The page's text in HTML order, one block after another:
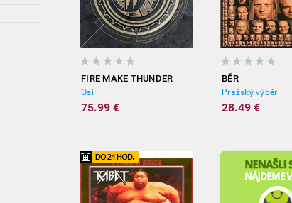
FIRE MAKE THUNDER
Osi
75.99 €
BĚR
Pražský výběr
28.49 €